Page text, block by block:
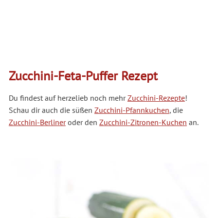
Zucchini-Feta-Puffer Rezept
Du findest auf herzelieb noch mehrZucchini-Rezepte!
Schau dir auch die süßen Zucchini-Pfannkuchen, die
Zucchini-Berlineroder den Zucchini-Zitronen-Kuchen an.